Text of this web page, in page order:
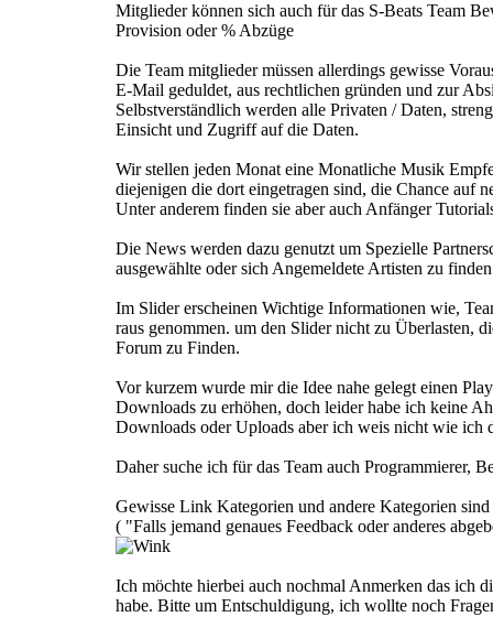
Mitglieder können sich auch für das S-Beats Team
Provision oder % Abzüge
Die Team mitglieder müssen allerdings gewisse
E-Mail geduldet, aus rechtlichen gründen und zur
Selbstverständlich werden alle Privaten / Daten,
Einsicht und Zugriff auf die Daten.
Wir stellen jeden Monat eine Monatliche Musik
diejenigen die dort eingetragen sind, die Chance auf
Unter anderem finden sie aber auch Anfänger
Die News werden dazu genutzt um Spezielle
ausgewählte oder sich Angemeldete Artisten zu
Im Slider erscheinen Wichtige Informationen wie,
raus genommen. um den Slider nicht zu Überlasten,
Forum zu Finden.
Vor kurzem wurde mir die Idee nahe gelegt einen
Downloads zu erhöhen, doch leider habe ich keine
Downloads oder Uploads aber ich weis nicht wie ich
Daher suche ich für das Team auch Programmierer,
Gewisse Link Kategorien und andere Kategorien
( "Falls jemand genaues Feedback oder anderes
Ich möchte hierbei auch nochmal Anmerken das ich
habe. Bitte um Entschuldigung, ich wollte noch